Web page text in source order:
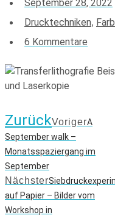
September 28, 2022
Drucktechniken,
6 Kommentare
ZurückVorigerA
September walk –
Monatsspaziergang im
September
Nächster
auf Papier – Bilder vom
Workshop in